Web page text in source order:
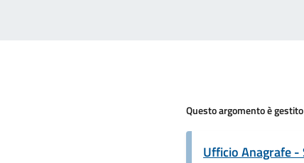
Questo argomento è
Ufficio Anagrafe